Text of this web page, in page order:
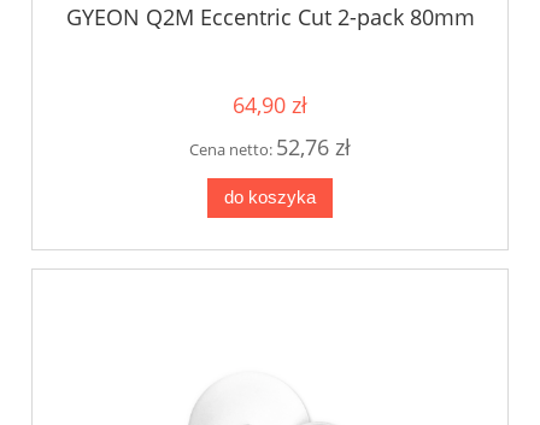
GYEON Q2M Eccentric Cut 2-pack 80mm
64,90 zł
Cena netto: 52,76 zł
do koszyka